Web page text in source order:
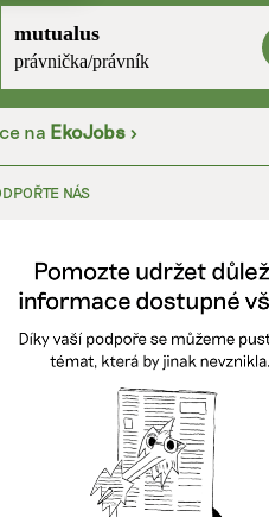
aktivní
mutualus
právnička/právník
na EkoJobs >
NÁS